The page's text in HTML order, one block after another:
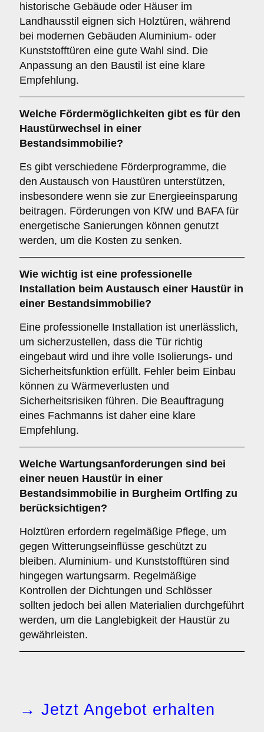
historische Gebäude oder Häuser im
Landhausstil eignen sich Holztüren, während
bei modernen Gebäuden Aluminium- oder
Kunststofftüren eine gute Wahl sind. Die
Anpassung an den Baustil ist eine klare
Empfehlung.
Welche Fördermöglichkeiten gibt es für den
Haustürwechsel in einer
Bestandsimmobilie?
Es gibt verschiedene Förderprogramme, die
den Austausch von Haustüren unterstützen,
insbesondere wenn sie zur Energieeinsparung
beitragen. Förderungen von KfW und BAFA für
energetische Sanierungen können genutzt
werden, um die Kosten zu senken.
Wie wichtig ist eine professionelle
Installation beim Austausch einer Haustür in
einer Bestandsimmobilie?
Eine professionelle Installation ist unerlässlich,
um sicherzustellen, dass die Tür richtig
eingebaut wird und ihre volle Isolierungs- und
Sicherheitsfunktion erfüllt. Fehler beim Einbau
können zu Wärmeverlusten und
Sicherheitsrisiken führen. Die Beauftragung
eines Fachmanns ist daher eine klare
Empfehlung.
Welche Wartungsanforderungen sind bei
einer neuen Haustür in einer
Bestandsimmobilie in Burgheim Ortlfing zu
berücksichtigen?
Holztüren erfordern regelmäßige Pflege, um
gegen Witterungseinflüsse geschützt zu
bleiben. Aluminium- und Kunststofftüren sind
hingegen wartungsarm. Regelmäßige
Kontrollen der Dichtungen und Schlösser
sollten jedoch bei allen Materialien durchgeführt
werden, um die Langlebigkeit der Haustür zu
gewährleisten.
→ Jetzt Angebot erhalten